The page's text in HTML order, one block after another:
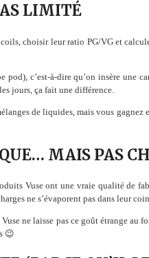
LIMITÉ
choisir leur ratio PG/VG et
pod), c’est-à-dire qu’on insère une
jours, ça fait une différence.
de liquides, mais vous
MAIS PAS
Vuse ont une vraie qualité de
ne s’évaporent pas dans leur
ne laisse pas ce goût étrange au
😉